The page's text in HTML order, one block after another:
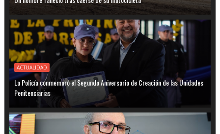
ACTUALIDAD
La Policía conmemoró el Segundo Aniversario de Creación de las Unidades
Penitenciarias